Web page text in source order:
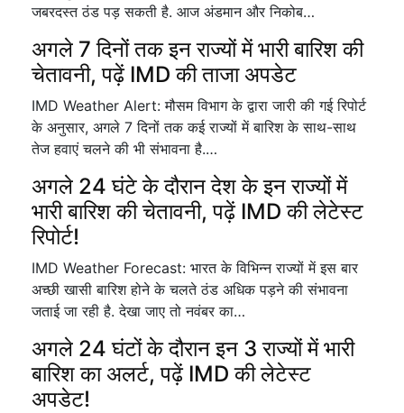
जबरदस्त ठंड पड़ सकती है. आज अंडमान और निकोब…
अगले 7 दिनों तक इन राज्यों में भारी बारिश की
चेतावनी, पढ़ें IMD की ताजा अपडेट
IMD Weather Alert: मौसम विभाग के द्वारा जारी की गई रिपोर्ट
के अनुसार, अगले 7 दिनों तक कई राज्यों में बारिश के साथ-साथ
तेज हवाएं चलने की भी संभावना है.…
अगले 24 घंटे के दौरान देश के इन राज्यों में
भारी बारिश की चेतावनी, पढ़ें IMD की लेटेस्ट
रिपोर्ट!
IMD Weather Forecast: भारत के विभिन्न राज्यों में इस बार
अच्छी खासी बारिश होने के चलते ठंड अधिक पड़ने की संभावना
जताई जा रही है. देखा जाए तो नवंबर का…
अगले 24 घंटों के दौरान इन 3 राज्यों में भारी
बारिश का अलर्ट, पढ़ें IMD की लेटेस्ट
अपडेट!